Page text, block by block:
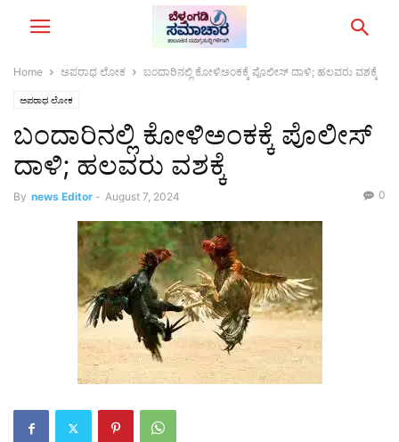
Home ಅಪರಾಧ ಲೋಕ ಬಂದಾರಿನಲ್ಲಿ ಕೋಳಿಅಂಕಕ್ಕೆ ಪೊಲೀಸ್ ದಾಳಿ; ಹಲವರು ವಶಕ್ಕೆ
ಅಪರಾಧ ಲೋಕ
ಬಂದಾರಿನಲ್ಲಿ ಕೋಳಿಅಂಕಕ್ಕೆ ಪೊಲೀಸ್
ದಾಳಿ; ಹಲವರು ವಶಕ್ಕೆ
By news Editor - August 7, 2024 0